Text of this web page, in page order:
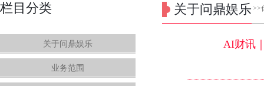
栏目分类
关于问鼎娱乐
业务范围
关于问鼎娱乐 >>
AI财讯